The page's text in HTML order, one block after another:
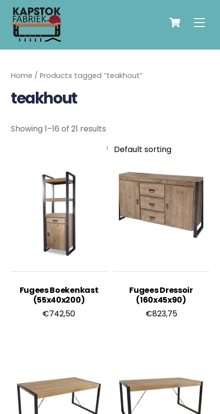
Skip
content
Cart
Home / Products tagged “teakhout”
teakhout
Showing 1–16 of 21 results
Fugees Boekenkast
(55x40x200)
€742,50
Fugees Dressoir
(160x45x90)
€823,75